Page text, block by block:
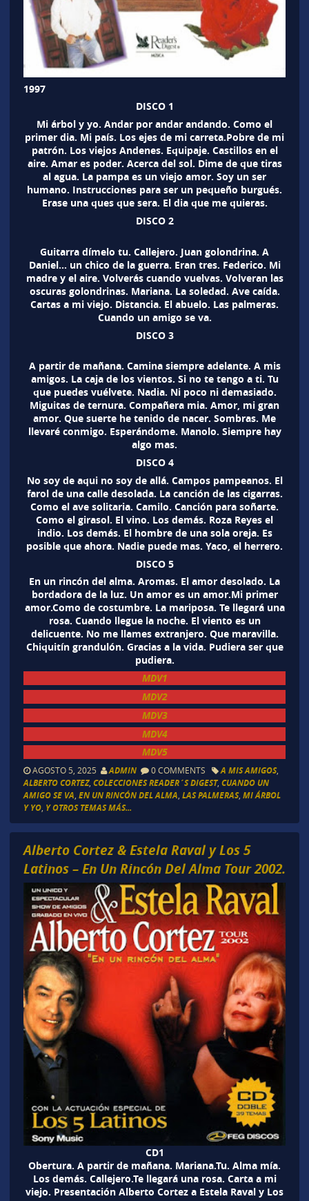
1997
DISCO 1
Mi árbol y yo. Andar por andar andando. Como el
primer dia. Mi país. Los ejes de mi carreta.Pobre de mi
patrón. Los viejos Andenes. Equipaje. Castillos en el
aire. Amar es poder. Acerca del sol. Dime de que tiras
al agua. La pampa es un viejo amor. Soy un ser
humano. Instrucciones para ser un pequeño burgués.
Erase una ques que sera. El dia que me quieras.
DISCO 2
Guitarra dímelo tu. Callejero. Juan golondrina. A
Daniel… un chico de la guerra. Eran tres. Federico. Mi
madre y el aire. Volverás cuando vuelvas. Volveran las
oscuras golondrinas. Mariana. La soledad. Ave caída.
Cartas a mi viejo. Distancia. El abuelo. Las palmeras.
Cuando un amigo se va.
DISCO 3
A partir de mañana. Camina siempre adelante. A mis
amigos. La caja de los vientos. Si no te tengo a ti. Tu
que puedes vuélvete. Nadia. Ni poco ni demasiado.
Miguitas de ternura. Compañera mia. Amor, mi gran
amor. Que suerte he tenido de nacer. Sombras. Me
llevaré conmigo. Esperándome. Manolo. Siempre hay
algo mas.
DISCO 4
No soy de aqui no soy de allá. Campos pampeanos. El
farol de una calle desolada. La canción de las cigarras.
Como el ave solitaria. Camilo. Canción para soñarte.
Como el girasol. El vino. Los demás. Roza Reyes el
indio. Los demás. El hombre de una sola oreja. Es
posible que ahora. Nadie puede mas. Yaco, el herrero.
DISCO 5
En un rincón del alma. Aromas. El amor desolado. La
bordadora de la luz. Un amor es un amor.Mi primer
amor.Como de costumbre. La mariposa. Te llegará una
rosa. Cuando llegue la noche. El viento es un
delicuente. No me llames extranjero. Que maravilla.
Chiquitín grandulón. Gracias a la vida. Pudiera ser que
pudiera.
MDV1
MDV2
MDV3
MDV4
MDV5
AGOSTO 5, 2025 ADMIN 0 COMMENTS A MIS AMIGOS,
ALBERTO CORTEZ, COLECCIONES READER´S DIGEST, CUANDO UN
AMIGO SE VA, EN UN RINCÓN DEL ALMA, LAS PALMERAS, MI ÁRBOL
Y YO, Y OTROS TEMAS MÁS...
Alberto Cortez & Estela Raval y Los 5
Latinos – En Un Rincón Del Alma Tour 2002.
CD1
Obertura. A partir de mañana. Mariana.Tu. Alma mía.
Los demás. Callejero.Te llegará una rosa. Carta a mi
viejo. Presentación Alberto Cortez a Estela Raval y Los